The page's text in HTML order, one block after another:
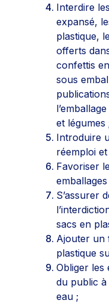
Interdire
expansé,
plastique,
offerts
confettis
sous
et légumes
Introduire
réemploi
Favoriser
emballages
S’assurer
sacs en
Ajouter un
plastique
Obliger les
du public à
eau ;